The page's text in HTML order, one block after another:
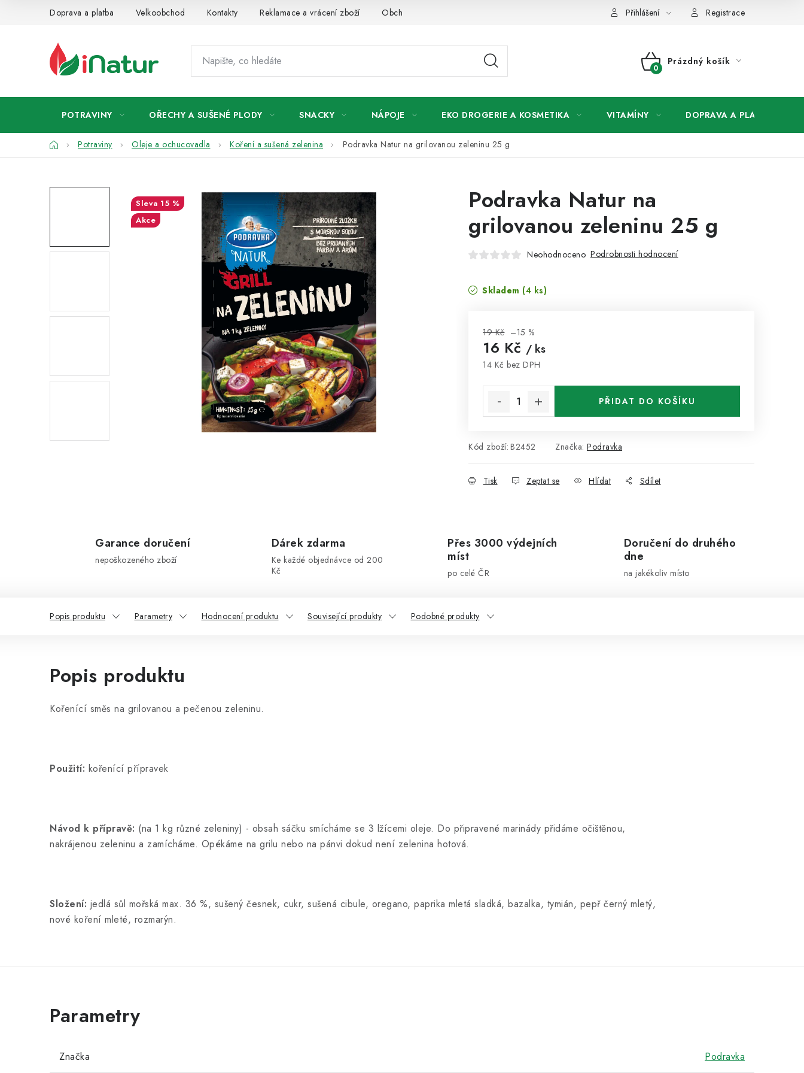
Doprava a platba Velkoobchod Kontakty Reklamace a vrácení zboží Obchodní podmínky Přihlášení Registrace
NÁKUPNÍ
Prázdný košík
POTRAVINY OŘECHY A SUŠENÉ PLODY SNACKY NÁPOJE EKO DROGERIE A KOSMETIKA VITAMÍNY DOPRAVA A PLATBA
DomůPotraviny Oleje a ochucovadla Koření a sušená zelenina Podravka Natur na grilovanou zeleninu 25 g
Podravka Natur na
grilovanou zeleninu 25 g
Neohodnoceno Podrobnosti hodnocení
Skladem (4 ks)
19 Kč –15 %
16 Kč / ks
14 Kč bez DPH
PŘIDAT DO KOŠÍKU
Kód zboží: B2452 Značka: Podravka
Tisk Zeptat se Hlídat Sdílet
15 %
Akce
Garance doručení
nepoškozeného zboží
Dárek zdarma
Ke každé objednávce od 200
Kč
Přes 3000 výdejních
míst
po celé ČR
Doručení do druhého
dne
na jakékoliv místo
Popis produktu Parametry Hodnocení produktu Související produkty Podobné produkty
Popis produktu
Kořenící směs na grilovanou a pečenou zeleninu.
Použití: kořenící přípravek
Návod k přípravě: (na 1 kg různé zeleniny) - obsah sáčku smícháme se 3 lžícemi oleje. Do připravené marinády přidáme očištěnou,
nakrájenou zeleninu a zamícháme. Opékáme na grilu nebo na pánvi dokud není zelenina hotová.
Složení: jedlá sůl mořská max. 36 %, sušený česnek, cukr, sušená cibule, oregano, paprika mletá sladká, bazalka, tymián, pepř černý mletý,
nové koření mleté, rozmarýn.
Značka Podravka